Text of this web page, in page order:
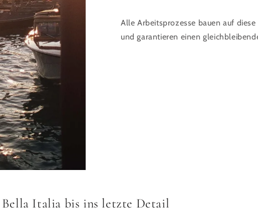
Alle Arbeitsprozesse bauen auf
und garantieren einen
Bella Italia bis ins letzte Detail